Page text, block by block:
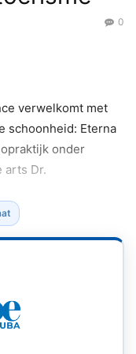
0
verwelkomt met
schoonheid: Eterna
onder
arts Dr.